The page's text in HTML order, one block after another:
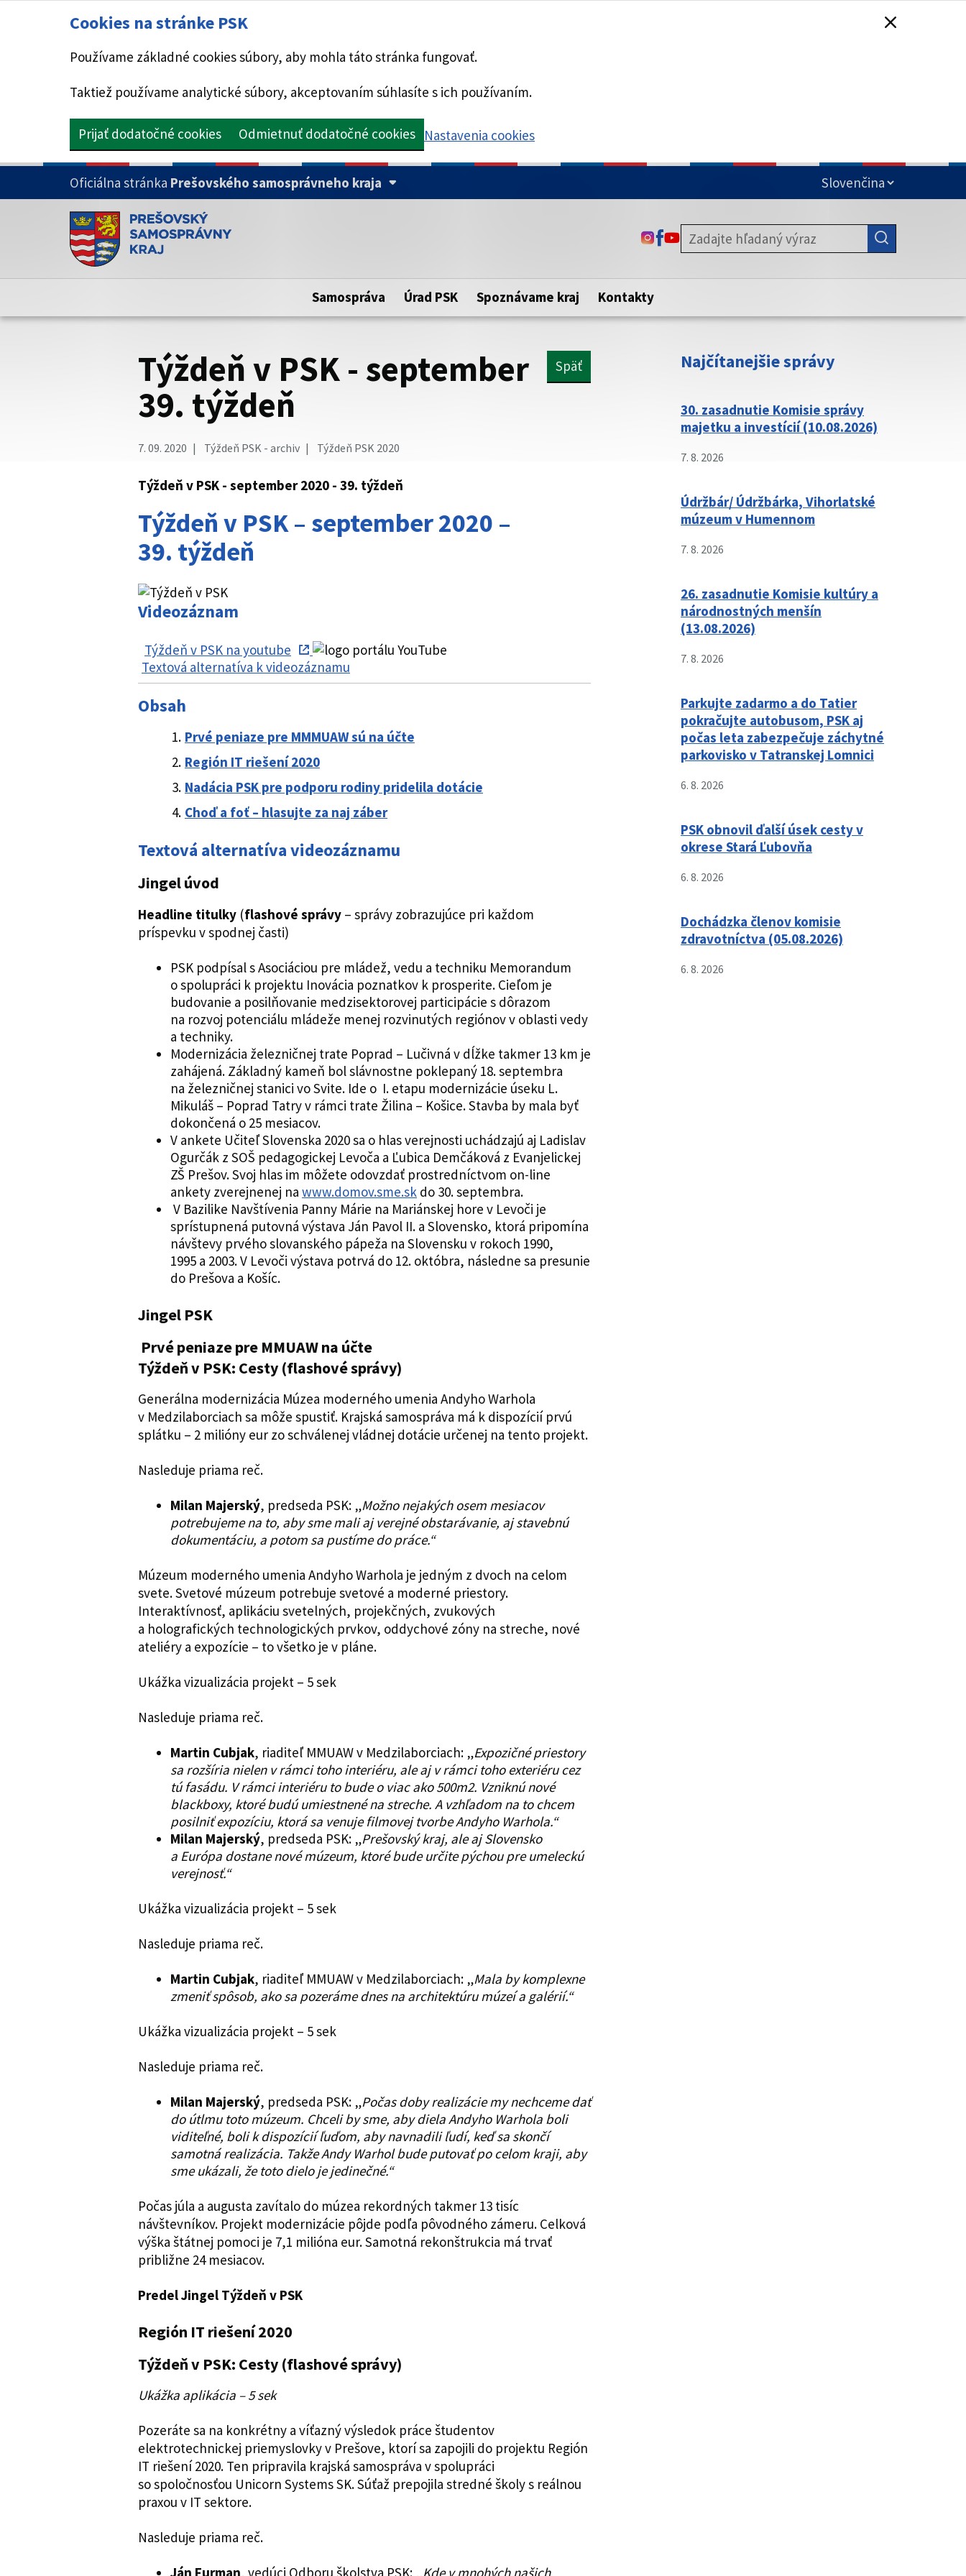
Cookies na stránke PSK
Používame základné cookies súbory, aby mohla táto stránka fungovať.
Taktiež používame analytické súbory, akceptovaním súhlasíte s ich používaním.
Prijať dodatočné cookies Odmietnuť dodatočné cookies Nastavenia cookies
PRESKOČIŤ NA HLAVNÝ OBSAH
Oficiálna stránka Prešovského samosprávneho kraja
Doména psk.sk je oficiálna
Toto je oficiálna webová stránka Prešovského samosprávneho kraja.
Táto stránka je zabezpečená
zabezpečenú webovú stránku. Zabezpečená stránka vždy začína
https:// pred názvom domény webového sídla.
ODKAZ SA OTVORÍ NA NOVEJ KARTE
ODKAZ SA OTVORÍ NA NOVEJ KARTE
ODKAZ SA OTVORÍ NA NOVEJ KARTE
Samospráva Úrad PSK Spoznávame kraj Kontakty
Týždeň v PSK - september
39. týždeň
Späť
7. 09. 2020 Týždeň PSK - archiv Týždeň PSK 2020
Týždeň v PSK - september 2020 - 39. týždeň
Týždeň v PSK – september 2020 –
39. týždeň
Týždeň v PSK na youtube
Textová alternatíva k videozáznamu
Videozáznam
Obsah
Prvé peniaze pre MMMUAW sú na účte
Región IT riešení 2020
Nadácia PSK pre podporu rodiny pridelila dotácie
Choď a foť – hlasujte za naj záber
Textová alternatíva videozáznamu
Jingel úvod
Headline titulky (flashové správy – správy zobrazujúce pri každom
príspevku v spodnej časti)
PSK podpísal s Asociáciou pre mládež, vedu a techniku Memorandum
o spolupráci k projektu Inovácia poznatkov k prosperite. Cieľom je
budovanie a posilňovanie medzisektorovej participácie s dôrazom
na rozvoj potenciálu mládeže menej rozvinutých regiónov v oblasti vedy
a techniky.
Modernizácia železničnej trate Poprad – Lučivná v dĺžke takmer 13 km je
zahájená. Základný kameň bol slávnostne poklepaný 18. septembra
na železničnej stanici vo Svite. Ide o I. etapu modernizácie úseku L.
Mikuláš – Poprad Tatry v rámci trate Žilina – Košice. Stavba by mala byť
dokončená o 25 mesiacov.
V ankete Učiteľ Slovenska 2020 sa o hlas verejnosti uchádzajú aj Ladislav
Ogurčák z SOŠ pedagogickej Levoča a Ľubica Demčáková z Evanjelickej
ZŠ Prešov. Svoj hlas im môžete odovzdať prostredníctvom on-line
ankety zverejnenej na www.domov.sme.sk do 30. septembra.
V Bazilike Navštívenia Panny Márie na Mariánskej hore v Levoči je
sprístupnená putovná výstava Ján Pavol II. a Slovensko, ktorá pripomína
návštevy prvého slovanského pápeža na Slovensku v rokoch 1990,
1995 a 2003. V Levoči výstava potrvá do 12. októbra, následne sa presunie
do Prešova a Košíc.
Jingel PSK
Prvé peniaze pre MMUAW na účte
Týždeň v PSK: Cesty (flashové správy)
Generálna modernizácia Múzea moderného umenia Andyho Warhola
v Medzilaborciach sa môže spustiť. Krajská samospráva má k dispozícií prvú
splátku – 2 milióny eur zo schválenej vládnej dotácie určenej na tento projekt.
Nasleduje priama reč.
Milan Majerský, predseda PSK: „Možno nejakých osem mesiacov
potrebujeme na to, aby sme mali aj verejné obstarávanie, aj stavebnú
dokumentáciu, a potom sa pustíme do práce.“
Múzeum moderného umenia Andyho Warhola je jedným z dvoch na celom
svete. Svetové múzeum potrebuje svetové a moderné priestory.
Interaktívnosť, aplikáciu svetelných, projekčných, zvukových
a holografických technologických prvkov, oddychové zóny na streche, nové
ateliéry a expozície – to všetko je v pláne.
Ukážka vizualizácia projekt – 5 sek
Nasleduje priama reč.
Martin Cubjak, riaditeľ MMUAW v Medzilaborciach: „Expozičné priestory
sa rozšíria nielen v rámci toho interiéru, ale aj v rámci toho exteriéru cez
tú fasádu. V rámci interiéru to bude o viac ako 500m2. Vzniknú nové
blackboxy, ktoré budú umiestnené na streche. A vzhľadom na to chcem
posilniť expozíciu, ktorá sa venuje filmovej tvorbe Andyho Warhola.“
Milan Majerský, predseda PSK: „Prešovský kraj, ale aj Slovensko
a Európa dostane nové múzeum, ktoré bude určite pýchou pre umeleckú
verejnosť.“
Ukážka vizualizácia projekt – 5 sek
Nasleduje priama reč.
Martin Cubjak, riaditeľ MMUAW v Medzilaborciach: „Mala by komplexne
zmeniť spôsob, ako sa pozeráme dnes na architektúru múzeí a galérií.“
Ukážka vizualizácia projekt – 5 sek
Nasleduje priama reč.
Milan Majerský, predseda PSK: „Počas doby realizácie my nechceme dať
do útlmu toto múzeum. Chceli by sme, aby diela Andyho Warhola boli
viditeľné, boli k dispozícií ľuďom, aby navnadili ľudí, keď sa skončí
samotná realizácia. Takže Andy Warhol bude putovať po celom kraji, aby
sme ukázali, že toto dielo je jedinečné.“
Počas júla a augusta zavítalo do múzea rekordných takmer 13 tisíc
návštevníkov. Projekt modernizácie pôjde podľa pôvodného zámeru. Celková
výška štátnej pomoci je 7,1 milióna eur. Samotná rekonštrukcia má trvať
približne 24 mesiacov.
Predel Jingel Týždeň v PSK
Región IT riešení 2020
Týždeň v PSK: Cesty (flashové správy)
Ukážka aplikácia – 5 sek
Pozeráte sa na konkrétny a víťazný výsledok práce študentov
elektrotechnickej priemyslovky v Prešove, ktorí sa zapojili do projektu Región
IT riešení 2020. Ten pripravila krajská samospráva v spolupráci
so spoločnosťou Unicorn Systems SK. Súťaž prepojila stredné školy s reálnou
praxou v IT sektore.
Nasleduje priama reč.
Ján Furman , vedúci Odboru školstva PSK: „ Kde v mnohých našich
Najčítanejšie správy
30. zasadnutie Komisie správy
majetku a investícií (10.08.2026)
7. 8. 2026
Údržbár/ Údržbárka, Vihorlatské
múzeum v Humennom
7. 8. 2026
26. zasadnutie Komisie kultúry a
národnostných menšín
(13.08.2026)
7. 8. 2026
Parkujte zadarmo a do Tatier
pokračujte autobusom, PSK aj
počas leta zabezpečuje záchytné
parkovisko v Tatranskej Lomnici
6. 8. 2026
PSK obnovil ďalší úsek cesty v
okrese Stará Ľubovňa
6. 8. 2026
Dochádzka členov komisie
zdravotníctva (05.08.2026)
6. 8. 2026